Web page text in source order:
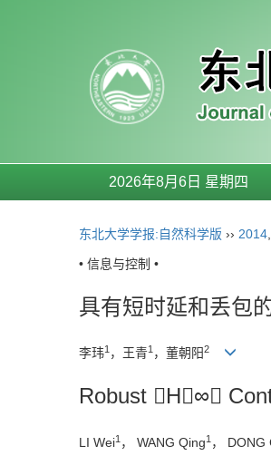
2026年8月6日 星期四
东北大学学报:自然科学版 ›› 2014
• 信息与控制 •
具有短时延和丢包
李玮1 ，王青1 ，董朝阳2
Robust H∞
LI Wei1 ， WANG Qing1 ， DONG